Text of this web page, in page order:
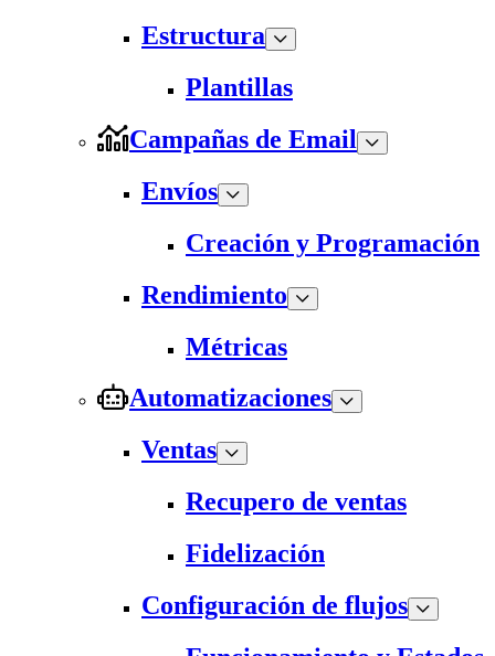
Estructura
Plantillas
Campañas de Email
Envíos
Creación y Programación
Rendimiento
Métricas
Automatizaciones
Ventas
Recupero de ventas
Fidelización
Configuración de flujos